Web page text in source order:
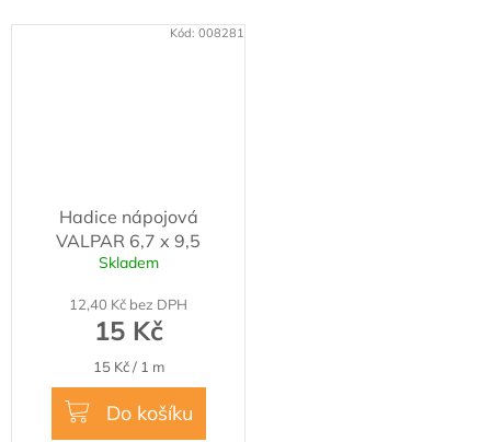
Hadice nápojová
VALPAR 6,7 x 9,5
Skladem
12,40 Kč bez DPH
15 Kč
Měrná
cena:
15 Kč / 1 m
Do košíku
Kód: 008281